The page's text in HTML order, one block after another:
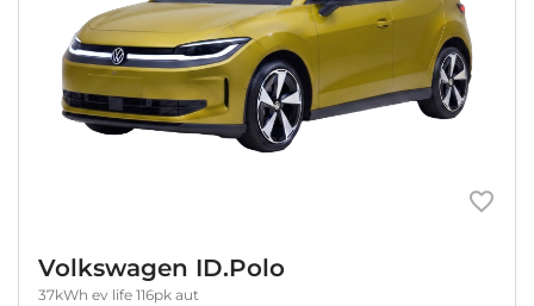
Volkswagen ID.Polo
37kWh ev life 116pk aut